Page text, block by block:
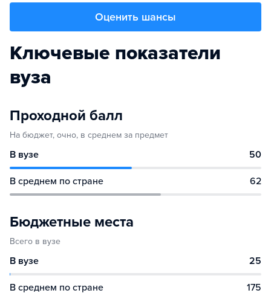
Оценить шансы
Ключевые показатели
вуза
Проходной балл
На бюджет, очно, в среднем за предмет
В вузе 50
В среднем по стране 62
Бюджетные места
Всего в вузе
В вузе 25
В среднем по стране 175